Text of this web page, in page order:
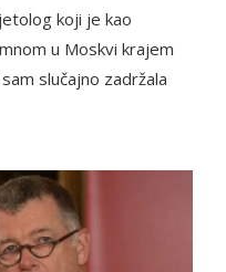
koji je kao
u Moskvi krajem
slučajno zadržala